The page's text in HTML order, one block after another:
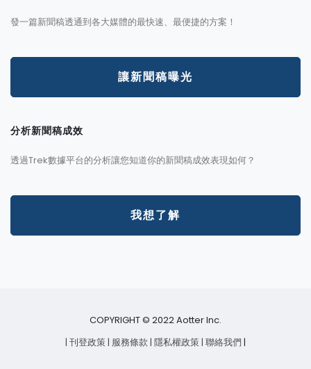
發一篇新聞稿透通到各大媒體的最快速、最便捷的方案！
讓新聞稿曝光
分析新聞稿成效
透過Trek數據平台的分析讓您知道你的新聞稿成效表現如何？
我想了解
COPYRIGHT © 2022 Aotter Inc.
| 刊登政策| 服務條款 | 隱私權政策| 聯絡我們 |